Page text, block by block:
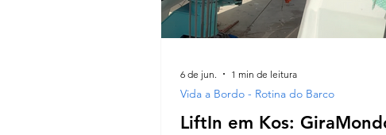
LiftIn em Kos:
Vida a Bordo - Rotina do Barco
6 de jun. 1 min de leitura